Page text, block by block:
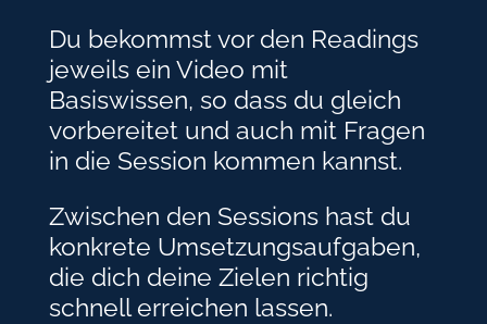
Du bekommst vor den Readings
jeweils ein Video mit
Basiswissen, so dass du gleich
vorbereitet und auch mit Fragen
in die Session kommen kannst.
Zwischen den Sessions hast du
konkrete Umsetzungsaufgaben,
die dich deine Zielen richtig
schnell erreichen lassen.